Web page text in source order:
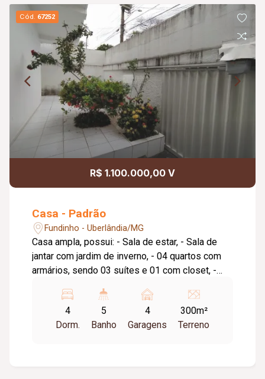
Cód. 67252
R$ 1.100.000,00 V
Casa - Padrão
Fundinho - Uberlândia/MG
Casa ampla, possui: - Sala de estar, - Sala de
jantar com jardim de inverno, - 04 quartos com
armários, sendo 03 suítes e 01 com closet, -
com armários e coifa, - Segunda cozinha com
armários no pavimento inferior, - Sauna, - Área
gourmet com churrasqueira, - Quintal amplo, -
4
Dorm.
5
Banho
4
Garagens
300m²
Terreno